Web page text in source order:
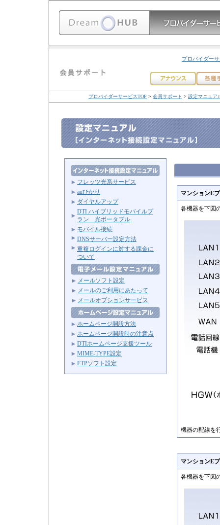
プロバイダー
プロバイダーサービスTOP > 会員サポート > 設定マニュア
フレッツ光系サービス
auひかり
ダイヤルアップ
DTI ハイブリッドモバイルプ
ラン 光ポータブル
モバイル接続
DNSサーバー設定方法
重複ログインに対する課金に
ついて
メールソフト設定
メールのご利用にあたって
メールオプションサービス
ホームページ開設方法
ホームページ開設時の注意点
DTIホームページ支援ツール
MIME-TYPE設定
FTPソフト設定
マンションE
各機器を下図
機器の配線を
マンションE
各機器を下図